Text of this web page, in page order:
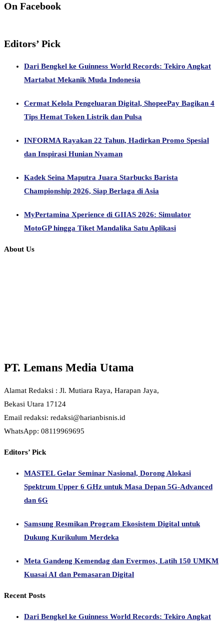
On Facebook
Editors’ Pick
Dari Bengkel ke Guinness World Records: Tekiro Angkat
Martabat Mekanik Muda Indonesia
Cermat Kelola Pengeluaran Digital, ShopeePay Bagikan 4
Tips Hemat Token Listrik dan Pulsa
INFORMA Rayakan 22 Tahun, Hadirkan Promo Spesial
dan Inspirasi Hunian Nyaman
Kadek Seina Maputra Juara Starbucks Barista
Championship 2026, Siap Berlaga di Asia
MyPertamina Xperience di GIIAS 2026: Simulator
MotoGP hingga Tiket Mandalika Satu Aplikasi
About Us
PT. Lemans Media Utama
Alamat Redaksi : Jl. Mutiara Raya, Harapan Jaya,
Bekasi Utara 17124
Email redaksi: redaksi@harianbisnis.id
WhatsApp: 08119969695
Editors’ Pick
MASTEL Gelar Seminar Nasional, Dorong Alokasi
Spektrum Upper 6 GHz untuk Masa Depan 5G-Advanced
dan 6G
Samsung Resmikan Program Ekosistem Digital untuk
Dukung Kurikulum Merdeka
Meta Gandeng Kemendag dan Evermos, Latih 150 UMKM
Kuasai AI dan Pemasaran Digital
Recent Posts
Dari Bengkel ke Guinness World Records: Tekiro Angkat